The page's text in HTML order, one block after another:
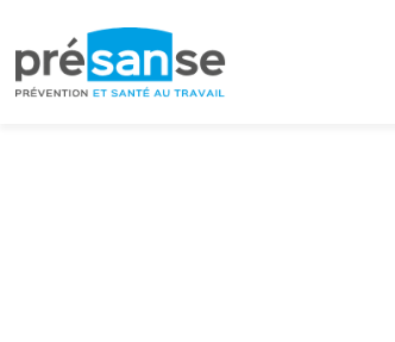
la
au
contenu